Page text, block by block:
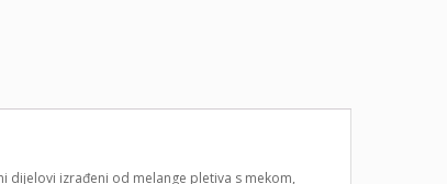
dijelovi izrađeni od melange pletiva s mekom,